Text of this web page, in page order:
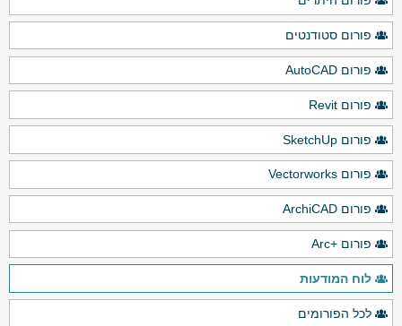
פורום סטודנטים
פורום AutoCAD
פורום Revit
פורום SketchUp
פורום Vectorworks
פורום ArchiCAD
פורום +Arc
לוח המודעות
לכל הפורומים